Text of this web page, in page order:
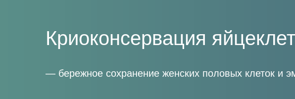
Криоконсервация
— бережное сохранение женских половых клеток и